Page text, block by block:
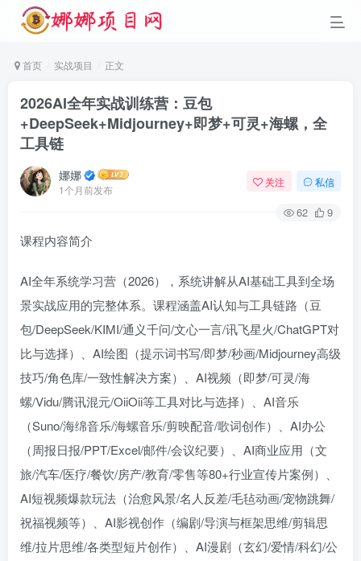
首页 实战项目 正文
2026AI全年实战训练营：豆包
+DeepSeek+Midjourney+即梦+可灵+海螺，全
工具链
娜娜
1个月前发布
关注 私信
62 9
课程内容简介
AI全年系统学习营（2026），系统讲解从AI基础工具到全场
景实战应用的完整体系。课程涵盖AI认知与工具链路（豆
包/DeepSeek/KIMI/通义千问/文心一言/讯飞星火/ChatGPT对
比与选择）、AI绘图（提示词书写/即梦/秒画/Midjourney高级
技巧/角色库/一致性解决方案）、AI视频（即梦/可灵/海
螺/Vidu/腾讯混元/OiiOii等工具对比与选择）、AI音乐
（Suno/海绵音乐/海螺音乐/剪映配音/歌词创作）、AI办公
（周报日报/PPT/Excel/邮件/会议纪要）、AI商业应用（文
旅/汽车/医疗/餐饮/房产/教育/零售等80+行业宣传片案例）、
AI短视频爆款玩法（治愈风景/名人反差/毛毡动画/宠物跳舞/
祝福视频等）、AI影视创作（编剧/导演与框架思维/剪辑思
维/拉片思维/各类型短片创作）、AI漫剧（玄幻/爱情/科幻/公